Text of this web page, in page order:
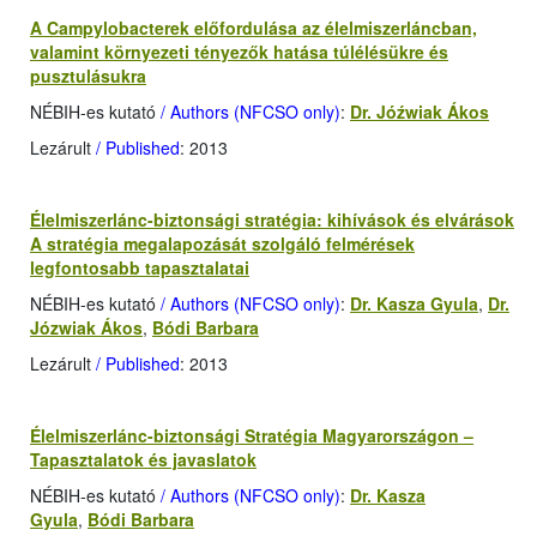
A Campylobacterek előfordulása az élelmiszerláncban,
valamint környezeti tényezők hatása túlélésükre és
pusztulásukra
NÉBIH-es kutató / Authors (NFCSO only): Dr. Jóźwiak Ákos
Lezárult / Published: 2013
Élelmiszerlánc-biztonsági stratégia: kihívások és elvárások
A stratégia megalapozását szolgáló felmérések
legfontosabb tapasztalatai
NÉBIH-es kutató / Authors (NFCSO only): Dr. Kasza Gyula, Dr.
Józwiak Ákos, Bódi Barbara
Lezárult / Published: 2013
Élelmiszerlánc-biztonsági Stratégia Magyarországon –
Tapasztalatok és javaslatok
NÉBIH-es kutató / Authors (NFCSO only): Dr. Kasza
Gyula, Bódi Barbara